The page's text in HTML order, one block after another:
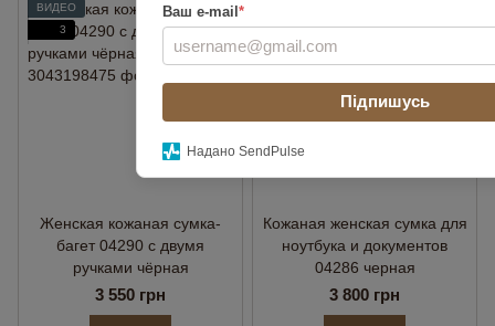
Ваш e-mail *
Підпишусь
Надано SendPulse
ВИДЕО
3
Женская кожаная сумка-
багет 04290 с двумя
ручками чёрная
3 550 грн
3
Кожаная женская сумка для
ноутбука и документов
04286 черная
3 800 грн